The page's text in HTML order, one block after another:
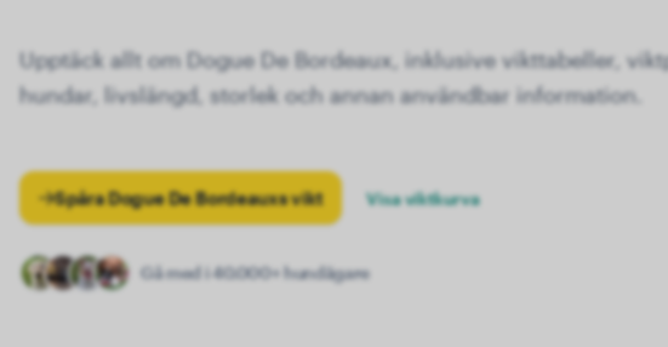
Upptäck allt om Dogue De Bordeaux, inklusive vikttabeller,
hundar, livslängd, storlek och annan användbar information.
Spåra Dogue De Bordeauxs vikt Visa viktkurva
Gå med i 40.000+ hundägare